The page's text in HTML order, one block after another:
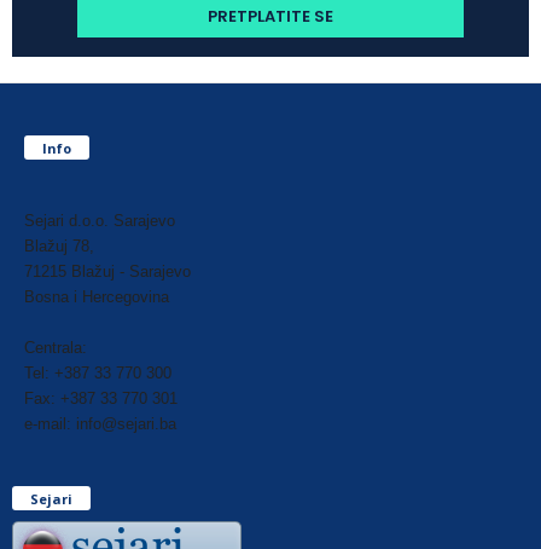
Info
Sejari d.o.o. Sarajevo
Blažuj 78,
71215 Blažuj - Sarajevo
Bosna i Hercegovina
Centrala:
Tel: +387 33 770 300
Fax: +387 33 770 301
e-mail: info@sejari.ba
Sejari